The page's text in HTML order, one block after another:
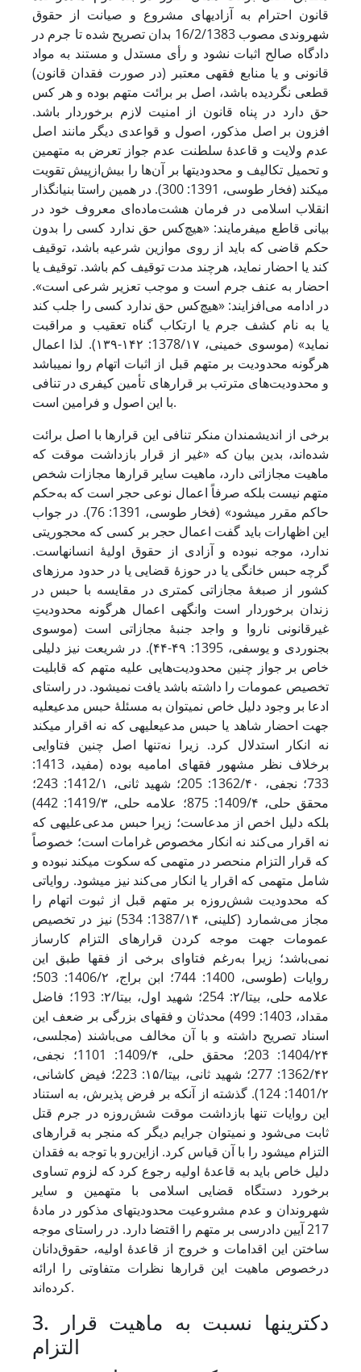
قانون احترام به آزادی‏های مشروع و صیانت از حقوق
شهروندی مصوب 16/2/1383 بدان تصریح شده تا جرم در
دادگاه صالح اثبات نشود و رأی مستدل و مستند به مواد
قانونی و یا منابع فقهی معتبر (‌در صورت فقدان قانون)
قطعی نگردیده باشد، اصل بر برائت متهم بوده و هر کس
حق دارد در پناه قانون از امنیت لازم برخوردار باشد.
افزون بر اصل مذکور، اصول و قواعدی دیگر مانند اصل
عدم ولایت و قاعدۀ سلطنت عدم جواز تعرض به متهمین
و تحمیل تکالیف و محدودیت‏ها بر آن‌ها را بیش‌ازپیش تقویت
می‏کند (فخار طوسی، 1391: 300). در همین راستا بنیان‏گذار
انقلاب اسلامی در فرمان هشت‌ماده‌ای معروف خود در
بیانی قاطع می‏فرمایند: «هیچ‌کس حق ندارد کسی را بدون
حکم قاضی که باید از روی موازین شرعیه باشد، توقیف
کند یا احضار نماید، هرچند مدت توقیف کم باشد. توقیف یا
احضار به عنف جرم است و موجب تعزیر شرعی است».
در ادامه می‌افزایند: «هیچ‌کس حق ندارد کسی را جلب کند
یا به نام کشف جرم یا ارتکاب گناه تعقیب و مراقبت
نماید» (موسوی خمینی، 1378/۱۷: ۱۴۲-۱۳۹). لذا اعمال
هرگونه محدودیت بر متهم قبل از اثبات اتهام روا نمی‏باشد
و محدودیت‌های مترتب بر قرارهای تأمین کیفری در تنافی
با این اصول و فرامین است.
برخی از اندیشمندان منکر تنافی این قرارها با اصل برائت
شده‌اند، بدین بیان که «غیر از قرار بازداشت موقت که
ماهیت مجازاتی دارد، ماهیت سایر قرارها مجازات شخص
متهم نیست بلکه صرفاً اعمال نوعی حجر است که به‌حکم
حاکم مقرر می‏شود» (فخار طوسی، 1391: 76). در جواب
این اظهارات باید گفت اعمال حجر بر کسی که محجوریتی
ندارد، موجه نبوده و آزادی از حقوق اولیۀ انسان‏هاست.
گرچه حبس خانگی یا در حوزۀ قضایی یا در حدود مرزهای
کشور از صبغۀ مجازاتی کمتری در مقایسه با حبس در
زندان برخوردار است وانگهی اعمال هرگونه محدودیتِ
غیرقانونی ناروا و واجد جنبهٔ مجازاتی است (موسوی
بجنوردی و یوسفی، 1395: ۴۹-۴۴). در شریعت نیز دلیلی
خاص بر جواز چنین محدودیت‌هایی علیه متهم که قابلیت
تخصیص عمومات را داشته باشد یافت نمی‏شود. در راستای
ادعا بر وجود دلیل خاص نمی‏توان به مسئلۀ حبس مدعی‏علیه
جهت احضار شاهد یا حبس مدعی‏علیهی که نه اقرار می‏کند
نه انکار استدلال کرد. زیرا نه‌تنها اصل چنین فتاوایی
برخلاف نظر مشهور فقهای امامیه بوده (مفید، 1413:
733؛ نجفی، 1362/۴۰: 205؛ شهید ثانی، 1412/۱: 243؛
محقق حلی، 1409/۴: 875؛ علامه حلی، 1419/۳: 442)
بلکه دلیل اخص از مدعاست؛ زیرا حبس مدعی‌علیهی که
نه اقرار می‌کند نه انکار مخصوص غرامات است؛ خصوصاً
که قرار التزام منحصر در متهمی که سکوت می‏کند نبوده و
شامل متهمی که اقرار یا انکار می‌کند نیز می‏شود. روایاتی
که محدودیت شش‌روزه بر متهم قبل از ثبوت اتهام را
مجاز می‌شمارد (کلینی، 1387/۱۴: 534) نیز در تخصیص
عمومات جهت موجه کردن قرارهای التزام کارساز
نمی‌باشد؛ زیرا به‌رغم فتاوای برخی از فقها طبق این
روایات (طوسی، 1400: 744؛ ابن براج، 1406/۲: 503؛
علامه حلی، بی‏تا/۲: 254؛ شهید اول، بی‏تا/۲: 193؛ فاضل
مقداد، 1403: 499) محدثان و فقهای بزرگی بر ضعف این
اسناد تصریح داشته و با آن مخالف می‌باشند (مجلسی،
1404/۲۴: 203؛ محقق حلی، 1409/۴: 1101؛ نجفی،
1362/۴۲: 277؛ شهید ثانی، بی‏تا/۱۵: 223؛ فیض کاشانی،
1401/۲: 124). گذشته از آنکه بر فرض پذیرش، به استناد
این روایات تنها بازداشت موقت شش‌روزه در جرم قتل
ثابت می‌شود و نمی‏توان جرایم دیگر که منجر به قرارهای
التزام می‏شود را با آن قیاس کرد. ازاین‌رو با توجه به فقدان
دلیل خاص باید به قاعدۀ اولیه رجوع کرد که لزوم تساوی
برخورد دستگاه قضایی اسلامی با متهمین و سایر
شهروندان و عدم مشروعیت محدودیت‏های مذکور در مادۀ
217 آیین دادرسی بر متهم را اقتضا دارد. در راستای موجه
ساختن این اقدامات و خروج از قاعدۀ اولیه، حقوق‌دانان
درخصوص ماهیت این قرارها نظرات متفاوتی را ارائه
کرده‌اند.
3. دکترین‏ها نسبت به ماهیت قرار
التزام